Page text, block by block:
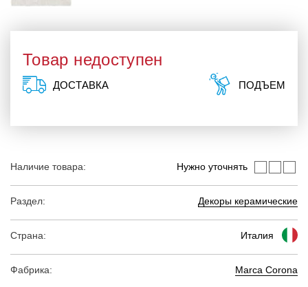
Наличие товара: Нужно уточнять
Раздел: Декоры керамические
Страна: Италия
Фабрика: Marca Corona
Товар недоступен
ДОСТАВКА ПОДЪЕМ